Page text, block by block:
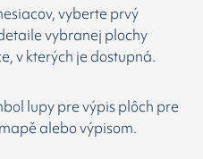
vyberte prvý
vybranej plochy
v kterých je dostupná.
lupy pre výpis plôch pre
alebo výpisom.